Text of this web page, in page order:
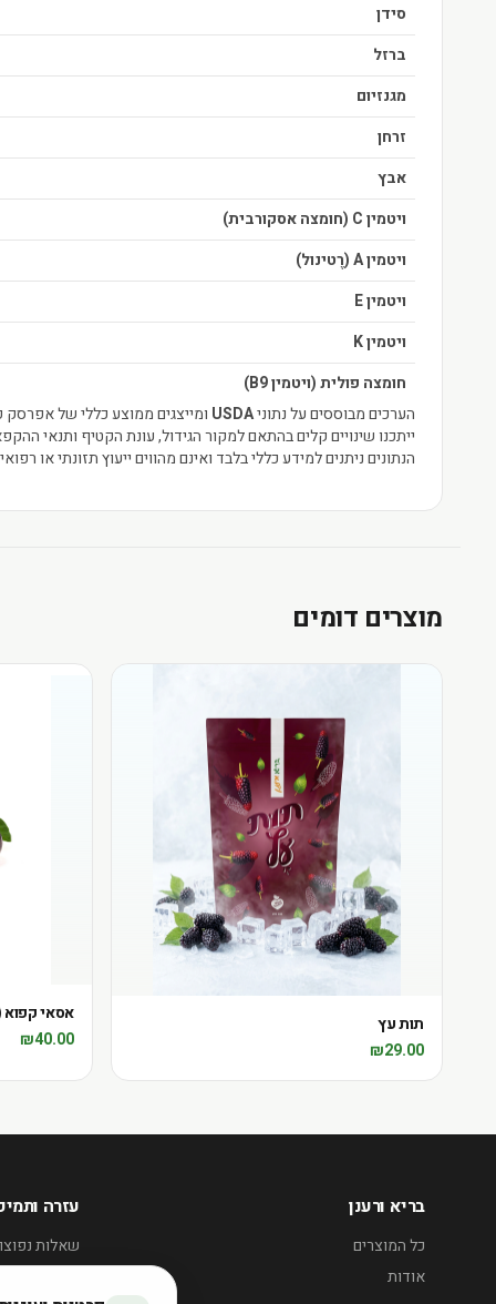
סידן
ברזל
מגנזיום
זרחן
אבץ
ויטמין C (חומצה אסקורבית)
ויטמין A (רֶטינול)
ויטמין E
ויטמין K
חומצה פולית (ויטמין B9)
הערכים מבוססים על נתוניUSDA ומייצגים ממוצע כללי של אפרסק
ייתכנו שינויים קלים בהתאם למקור הגידול, עונת הקטיף ותנאי
הנתונים ניתנים למידע כללי בלבד ואינם מהווים ייעוץ תזונתי או
מוצרים דומים
תות עץ
₪29.00
אסאי קפוא (400
₪40.00
בריא ורענן
כל המוצרים
אודות
עזרה
שאלות